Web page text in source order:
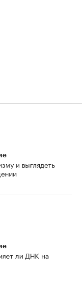
и выглядеть
ли ДНК на